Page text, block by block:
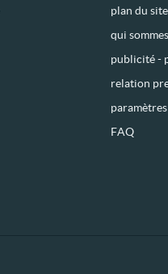
plan du site
qui
publicité -
relation
FAQ